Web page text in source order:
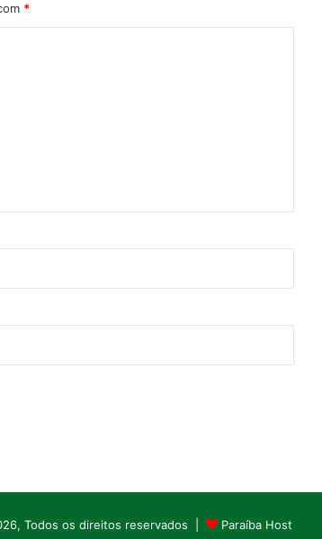
*
Todos os direitos reservados | Paraíba Host